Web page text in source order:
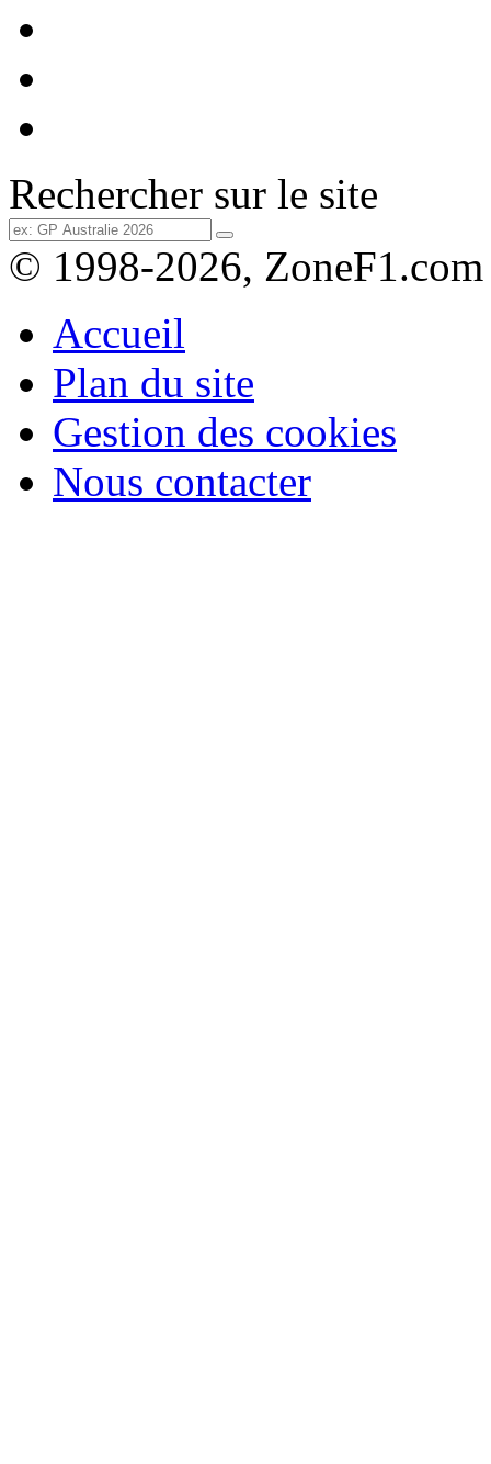
Rechercher sur le site
© 1998-2026, ZoneF1.com
Accueil
Plan du site
Gestion des cookies
Nous contacter